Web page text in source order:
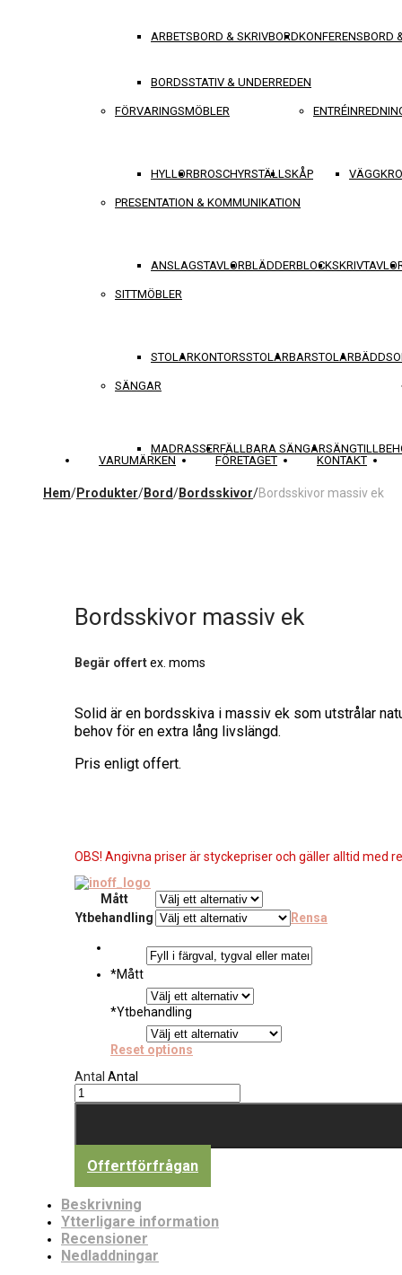
ARBETSBORD & SKRIVBORDKONFERENSBORD
BORDSSTATIV & UNDERREDEN
FÖRVARINGSMÖBLER
HYLLORBROSCHYRSTÄLLSKÅP
PRESENTATION & KOMMUNIKATION
ANSLAGSTAVLORBLÄDDERBLOCK
SITTMÖBLER
STOLARKONTORSSTOLARBARSTOLAR
SÄNGAR
MADRASSERFÄLLBARA SÄNGAR
VARUMÄRKEN FÖRETAGET KONTAKT
Hem/Produkter/Bord/Bordsskivor/Bordsskivor massiv ek
Bordsskivor massiv ek
Begär offertex. moms
Solid är en bordsskiva i massiv ek som utstrålar
behov för en extra lång livslängd.
Pris enligt offert.
OBS! Angivna priser är styckepriser och gäller alltid
Mått
Ytbehandling
Rensa
*Mått
*Ytbehandling
Reset options
Antal Antal
Offertförfrågan
Beskrivning
Ytterligare information
Recensioner
Nedladdningar